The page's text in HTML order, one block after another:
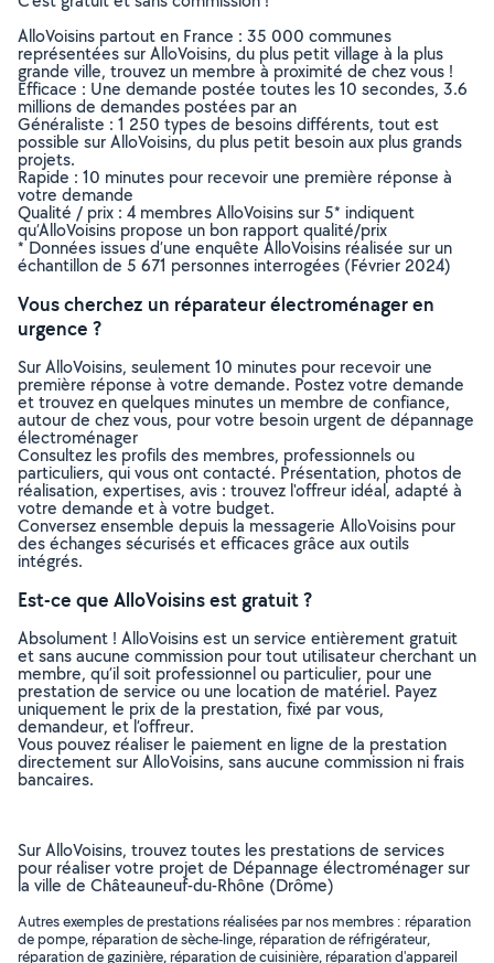
AlloVoisins partout en France : 35 000 communes
représentées sur AlloVoisins, du plus petit village à la plus
grande ville, trouvez un membre à proximité de chez vous !
Efficace : Une demande postée toutes les 10 secondes, 3.6
millions de demandes postées par an
Généraliste : 1 250 types de besoins différents, tout est
possible sur AlloVoisins, du plus petit besoin aux plus grands
projets.
Rapide : 10 minutes pour recevoir une première réponse à
votre demande
Qualité / prix : 4 membres AlloVoisins sur 5* indiquent
qu’AlloVoisins propose un bon rapport qualité/prix
* Données issues d’une enquête AlloVoisins réalisée sur un
échantillon de 5 671 personnes interrogées (Février 2024)
Vous cherchez un réparateur électroménager en
urgence ?
Sur AlloVoisins, seulement 10 minutes pour recevoir une
première réponse à votre demande. Postez votre demande
et trouvez en quelques minutes un membre de confiance,
autour de chez vous, pour votre besoin urgent de dépannage
électroménager
Consultez les profils des membres, professionnels ou
particuliers, qui vous ont contacté. Présentation, photos de
réalisation, expertises, avis : trouvez l'offreur idéal, adapté à
votre demande et à votre budget.
Conversez ensemble depuis la messagerie AlloVoisins pour
des échanges sécurisés et efficaces grâce aux outils
intégrés.
Est-ce que AlloVoisins est gratuit ?
Absolument ! AlloVoisins est un service entièrement gratuit
et sans aucune commission pour tout utilisateur cherchant un
membre, qu’il soit professionnel ou particulier, pour une
prestation de service ou une location de matériel. Payez
uniquement le prix de la prestation, fixé par vous,
demandeur, et l’offreur.
Vous pouvez réaliser le paiement en ligne de la prestation
directement sur AlloVoisins, sans aucune commission ni frais
bancaires.
Sur AlloVoisins, trouvez toutes les prestations de services
pour réaliser votre projet de Dépannage électroménager sur
la ville de Châteauneuf-du-Rhône (Drôme)
Autres exemples de prestations réalisées par nos membres : réparation
de pompe, réparation de sèche-linge, réparation de réfrigérateur,
réparation de gazinière, réparation de cuisinière, réparation d'appareil